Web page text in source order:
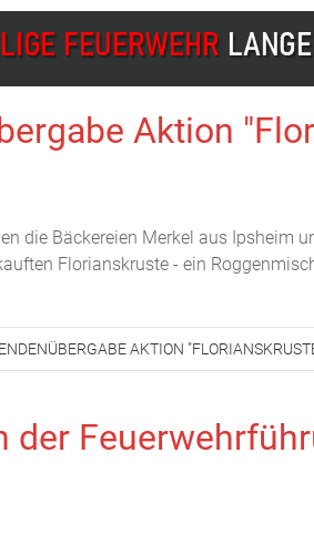
Aktion
die Bäckereien Merkel aus Ipsheim
Florianskruste - ein
AKTION
der